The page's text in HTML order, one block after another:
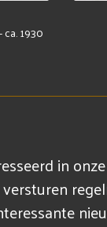
1930
in